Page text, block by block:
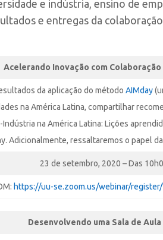
e indústria, ensino de
e entregas da
Acelerando Inovação com
da aplicação do método AIMday
na América Latina, compartilhar
na América Latina: Lições
Adicionalmente, ressaltaremos o papel
23 de setembro, 2020 – Das
https://uu-se.zoom.us/webinar/
Desenvolvendo uma Sala de Aula